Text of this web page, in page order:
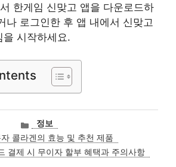
한게임 신맞고 앱을 다운로드하
나 로그인한 후 앱 내에서 신맞고
을 시작하세요.
카
테
고
리
정보
콜라겐의 효능 및 추천 제품
결제 시 무이자 할부 혜택과 주의사항